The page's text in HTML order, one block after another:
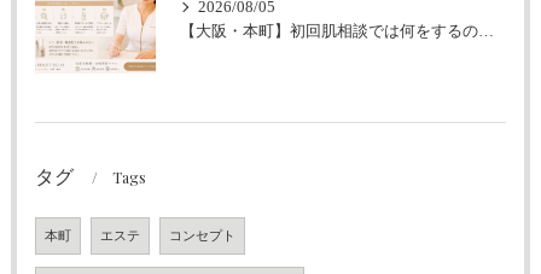
2026/08/05
【大阪・本町】初回肌相談では何をするの？｜シミ・肝斑・敏感肌改善専門サロン
タグ Tags
本町 エステ コンセプト